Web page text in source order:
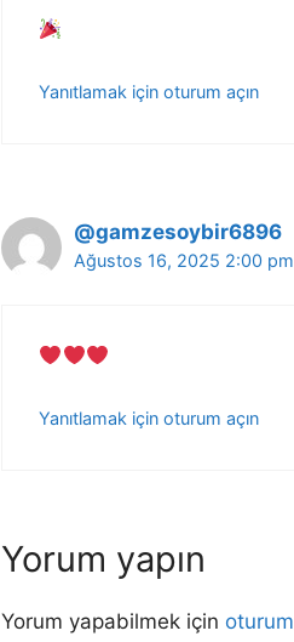
Yanıtlamak için oturum açın
@gamzesoybir6896
Ağustos 16, 2025 2:00 pm
Yanıtlamak için oturum açın
Yorum yapın
Yorum yapabilmek için oturum